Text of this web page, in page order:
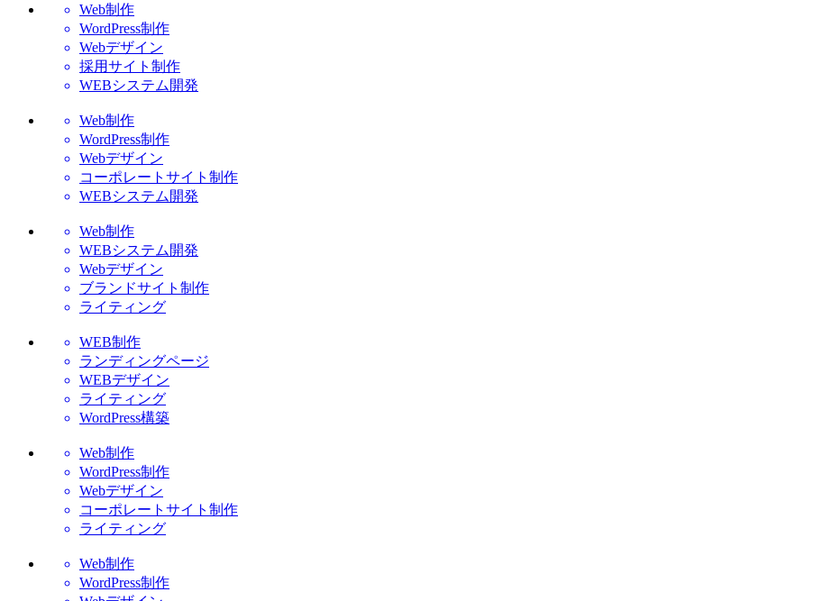
Web制作
WordPress制作
Webデザイン
採用サイト制作
WEBシステム開発
Web制作
WordPress制作
Webデザイン
コーポレートサイト制作
WEBシステム開発
Web制作
WEBシステム開発
Webデザイン
ブランドサイト制作
ライティング
WEB制作
ランディングページ
WEBデザイン
ライティング
WordPress構築
Web制作
WordPress制作
Webデザイン
コーポレートサイト制作
ライティング
Web制作
WordPress制作